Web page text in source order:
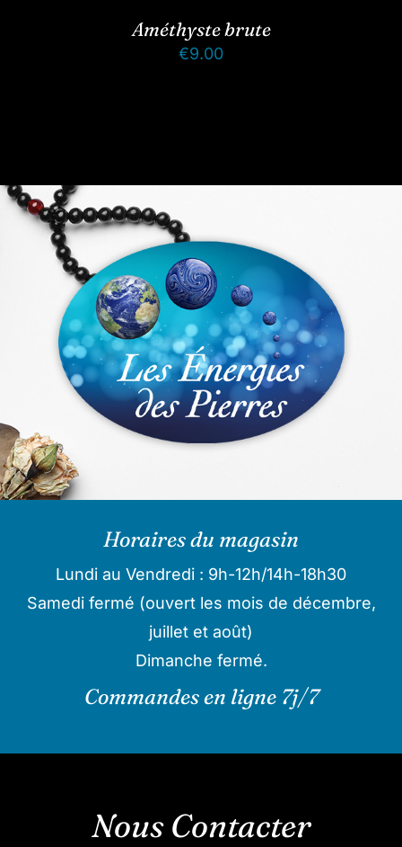
Améthyste brute
€9.00
Horaires du magasin
Lundi au Vendredi : 9h-12h/14h-18h30
Samedi fermé (ouvert les mois de décembre,
juillet et août)
Dimanche fermé.
Commandes en ligne 7j/7
Nous Contacter